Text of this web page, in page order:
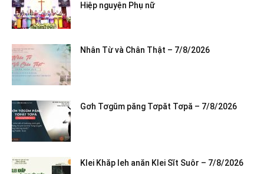
Hiệp nguyện Phụ nữ
Nhân Từ và Chân Thật – 7/8/2026
Gơh Tơgŭm păng Tơpăt Tơpă – 7/8/2026
Klei Khăp leh anăn Klei Sĭt Suôr – 7/8/2026